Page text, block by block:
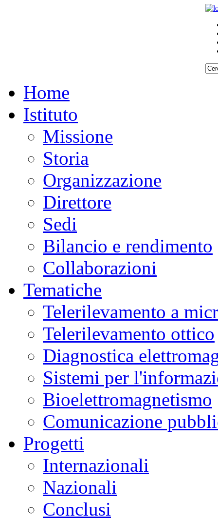
Home
Istituto
Missione
Storia
Organizzazione
Direttore
Sedi
Bilancio e rendimento
Collaborazioni
Tematiche
Telerilevamento a
Telerilevamento ottico
Diagnostica
Sistemi per
Bioelettromagnetismo
Comunicazione
Progetti
Internazionali
Nazionali
Conclusi